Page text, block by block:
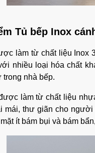
Tủ bếp Inox
làm từ chất liệu Inox
nhiều loại hóa chất
trong nhà bếp.
làm từ chất liệu
mái, thư giãn cho
ít bám bụi và bám